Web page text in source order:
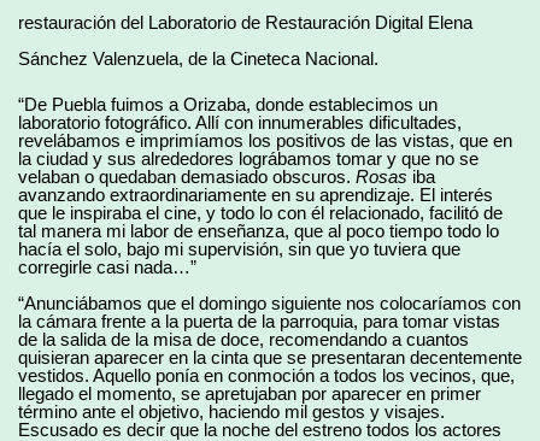
restauración del Laboratorio de Restauración Digital Elena
Sánchez Valenzuela, de la Cineteca Nacional.
“De Puebla fuimos a Orizaba, donde establecimos un
laboratorio fotográfico. Allí con innumerables dificultades,
revelábamos e imprimíamos los positivos de las vistas, que en
la ciudad y sus alrededores lográbamos tomar y que no se
velaban o quedaban demasiado obscuros. Rosas iba
avanzando extraordinariamente en su aprendizaje. El interés
que le inspiraba el cine, y todo lo con él relacionado, facilitó de
tal manera mi labor de enseñanza, que al poco tiempo todo lo
hacía el solo, bajo mi supervisión, sin que yo tuviera que
corregirle casi nada…”
“Anunciábamos que el domingo siguiente nos colocaríamos con
la cámara frente a la puerta de la parroquia, para tomar vistas
de la salida de la misa de doce, recomendando a cuantos
quisieran aparecer en la cinta que se presentaran decentemente
vestidos. Aquello ponía en conmoción a todos los vecinos, que,
llegado el momento, se apretujaban por aparecer en primer
término ante el objetivo, haciendo mil gestos y visajes.
Escusado es decir que la noche del estreno todos los actores